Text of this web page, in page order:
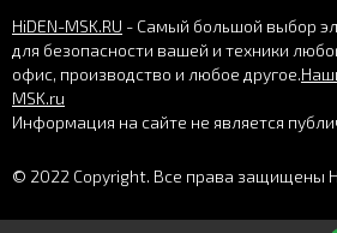
HiDEN-MSK.RU - Самый большой выбор
для безопасности вашей и техники
офис, производство и любое другое.
MSK.ru
Информация на сайте не является
© 2022 Copyright. Все права защищены